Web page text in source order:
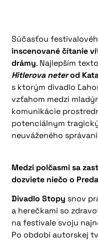
Súčasťou
inscenované čítanie
drámy. Najlepším
Hitlerova neterod
s ktorým divadlo
vzťahom medzi
komunikácie
potenciálnym
neuváženého
Medzi polčasmi sa
dozviete niečo o
Divadlo Stopy snov
a herečkami so
na festivale svoju
Po období autorskej